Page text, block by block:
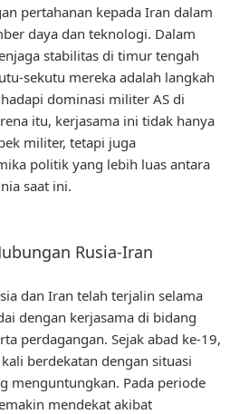
pertahanan kepada Iran dalam
daya dan teknologi. Dalam
stabilitas di timur tengah
sekutu mereka adalah langkah
dominasi militer AS di
itu, kerjasama ini tidak hanya
militer, tetapi juga
politik yang lebih luas antara
saat ini.
Rusia-Iran
dan Iran telah terjalin selama
dengan kerjasama di bidang
perdagangan. Sejak abad ke-19,
berdekatan dengan situasi
menguntungkan. Pada periode
mendekat akibat